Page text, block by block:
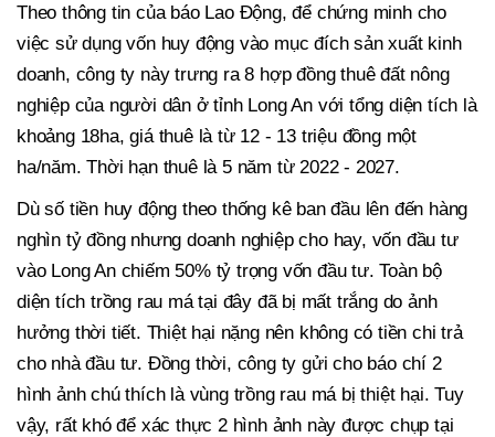
Theo thông tin của báo Lao Động, để chứng minh cho
việc sử dụng vốn huy động vào mục đích sản xuất kinh
doanh, công ty này trưng ra 8 hợp đồng thuê đất nông
nghiệp của người dân ở tỉnh Long An với tổng diện tích là
khoảng 18ha, giá thuê là từ 12 - 13 triệu đồng một
ha/năm. Thời hạn thuê là 5 năm từ 2022 - 2027.
Dù số tiền huy động theo thống kê ban đầu lên đến hàng
nghìn tỷ đồng nhưng doanh nghiệp cho hay, vốn đầu tư
vào Long An chiếm 50% tỷ trọng vốn đầu tư. Toàn bộ
diện tích trồng rau má tại đây đã bị mất trắng do ảnh
hưởng thời tiết. Thiệt hại nặng nên không có tiền chi trả
cho nhà đầu tư. Đồng thời, công ty gửi cho báo chí 2
hình ảnh chú thích là vùng trồng rau má bị thiệt hại. Tuy
vậy, rất khó để xác thực 2 hình ảnh này được chụp tại